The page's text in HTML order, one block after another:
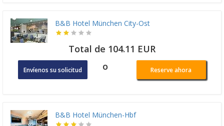
B&B Hotel München City-Ost
Total de 104.11 EUR
Envíenos su solicitud o Reserve ahora
B&B Hotel München-Hbf